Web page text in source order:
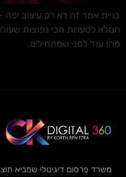
בניית אתר זה לא רק עיצוב
המלא לטעויות הכי נפוצות
מהן עוד לפני שמתחילים.
משרד פרסום דיגיטלי שמביא